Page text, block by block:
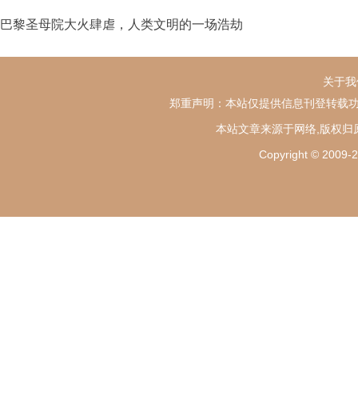
巴黎圣母院大火肆虐，人类文明的一场浩劫
关于
郑重声明：本站仅提供信息刊登转载
本站文章来源于网络,版权
Copyright © 2009-